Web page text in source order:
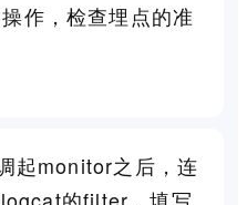
作，检查埋点的准
起monitor之后，连
的filter，填写